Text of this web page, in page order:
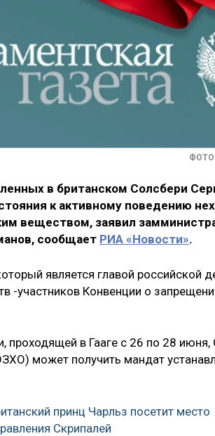
ФОТО:
в британском Солсбери
к активному поведению
веществом, заявил
сообщает РИА «Новости».
является главой российской
-участников Конвенции о
проходящей в Гааге с 26 по 28
может получить мандат
принц Чарльз посетит место
Скрипалей